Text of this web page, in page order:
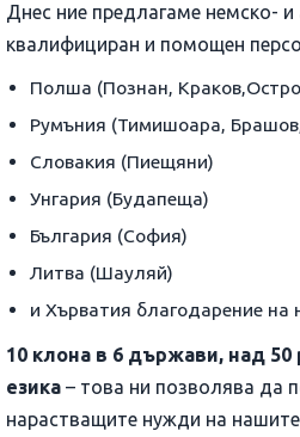
интернационализация.
Днес ние предлагаме немско-
квалифициран и помощен
Полша (Познан,
Румъния (Тимишоара,
Словакия (Пиещяни)
Унгария (Будапеща)
България (София)
Литва (Шауляй)
и Хърватия благодарение на
10 клона в 6 държави, над
езика – това ни позволява да
нарастващите нужди на